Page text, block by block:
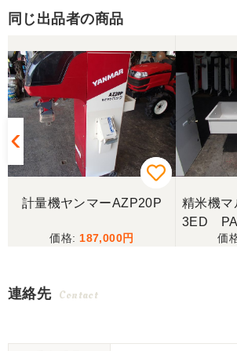
同じ出品者の商品
計量機ヤンマーAZP20P
187,000
精米機マ
3ED PA
連絡先 Contact